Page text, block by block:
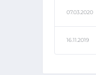
07.03.2020
16.11.2019